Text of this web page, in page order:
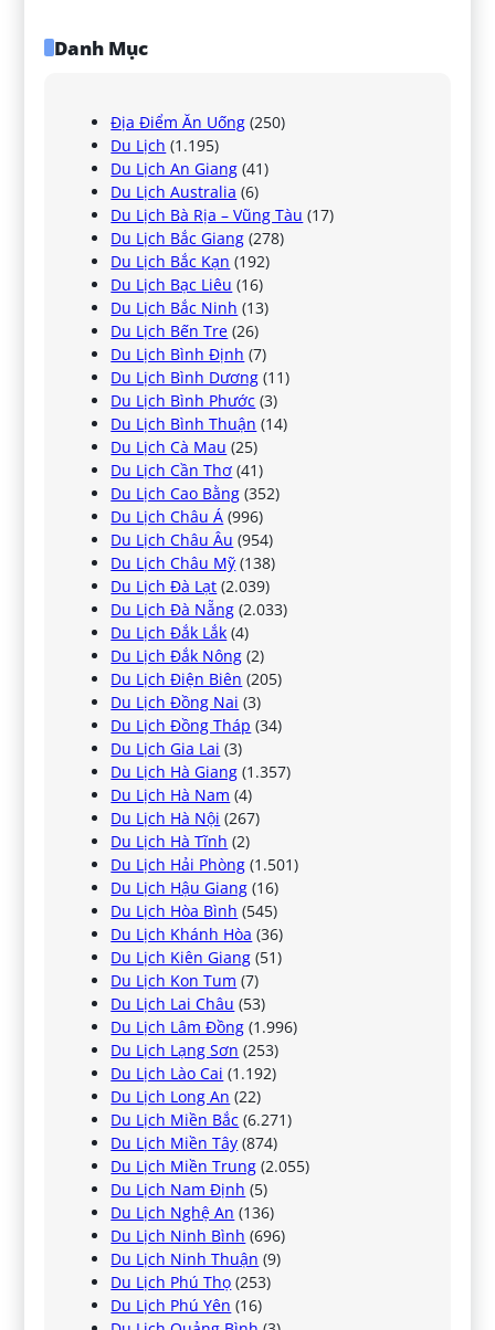
Danh Mục
Địa Điểm Ăn Uống (250)
Du Lịch (1.195)
Du Lịch An Giang (41)
Du Lịch Australia (6)
Du Lịch Bà Rịa – Vũng Tàu (17)
Du Lịch Bắc Giang (278)
Du Lịch Bắc Kạn (192)
Du Lịch Bạc Liêu (16)
Du Lịch Bắc Ninh (13)
Du Lịch Bến Tre (26)
Du Lịch Bình Định (7)
Du Lịch Bình Dương (11)
Du Lịch Bình Phước (3)
Du Lịch Bình Thuận (14)
Du Lịch Cà Mau (25)
Du Lịch Cần Thơ (41)
Du Lịch Cao Bằng (352)
Du Lịch Châu Á (996)
Du Lịch Châu Âu (954)
Du Lịch Châu Mỹ (138)
Du Lịch Đà Lạt (2.039)
Du Lịch Đà Nẵng (2.033)
Du Lịch Đắk Lắk (4)
Du Lịch Đắk Nông (2)
Du Lịch Điện Biên (205)
Du Lịch Đồng Nai (3)
Du Lịch Đồng Tháp (34)
Du Lịch Gia Lai (3)
Du Lịch Hà Giang (1.357)
Du Lịch Hà Nam (4)
Du Lịch Hà Nội (267)
Du Lịch Hà Tĩnh (2)
Du Lịch Hải Phòng (1.501)
Du Lịch Hậu Giang (16)
Du Lịch Hòa Bình (545)
Du Lịch Khánh Hòa (36)
Du Lịch Kiên Giang (51)
Du Lịch Kon Tum (7)
Du Lịch Lai Châu (53)
Du Lịch Lâm Đồng (1.996)
Du Lịch Lạng Sơn (253)
Du Lịch Lào Cai (1.192)
Du Lịch Long An (22)
Du Lịch Miền Bắc (6.271)
Du Lịch Miền Tây (874)
Du Lịch Miền Trung (2.055)
Du Lịch Nam Định (5)
Du Lịch Nghệ An (136)
Du Lịch Ninh Bình (696)
Du Lịch Ninh Thuận (9)
Du Lịch Phú Thọ (253)
Du Lịch Phú Yên (16)